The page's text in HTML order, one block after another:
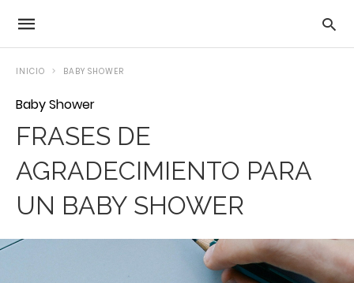
INICIO BABY SHOWER
Baby Shower
FRASES DE
AGRADECIMIENTO PARA
UN BABY SHOWER